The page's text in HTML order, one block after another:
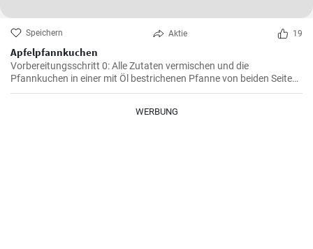
Speichern Aktie 19
Apfelpfannkuchen
Vorbereitungsschritt 0: Alle Zutaten vermischen und die
Pfannkuchen in einer mit Öl bestrichenen Pfanne von beiden Seiten
braten.
WERBUNG